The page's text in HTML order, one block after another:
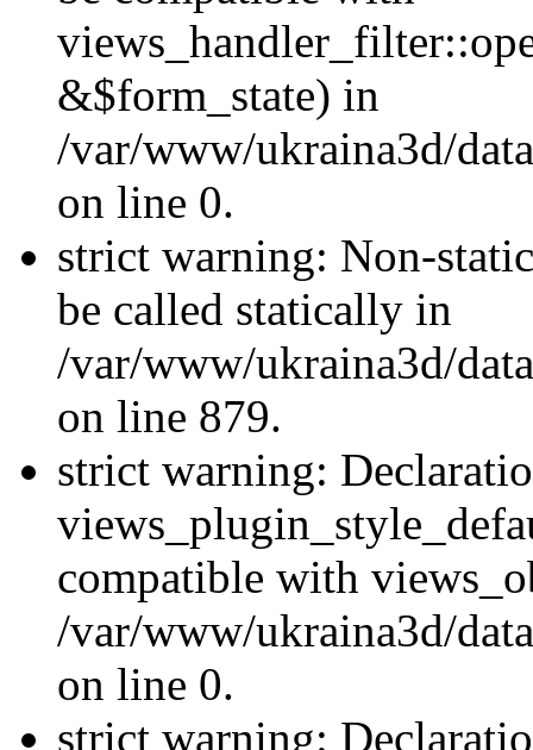
&$form_state) in
/var/www/ukraina3d/
on line 0.
strict warning: Non-
be called statically in
/var/www/ukraina3d/
on line 879.
strict warning:
compatible with
/var/www/ukraina3d/
on line 0.
strict warning: